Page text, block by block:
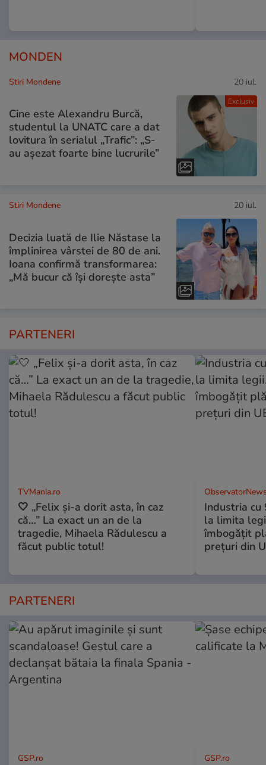
MONDEN
Exclusiv
Stiri Mondene 20 iul.
Cine este Alexandru Burcă,
studentul la UNATC care a dat
lovitura în serialul „Trafic”: „S-
au așezat foarte bine lucrurile”
Stiri Mondene 20 iul.
Decizia luată de Ilie Năstase la
împlinirea vârstei de 80 de ani.
Ioana confirmă transformarea:
„Mă bucur că își dorește asta”
PARTENERI
TVMania.ro
🤍 „Felix și-a dorit asta, în caz
că…” La exact un an de la
tragedie, Mihaela Rădulescu a
făcut public totul!
Industria
la limita
îmbogăţit
preţuri din
PARTENERI
GSP.ro GSP.ro